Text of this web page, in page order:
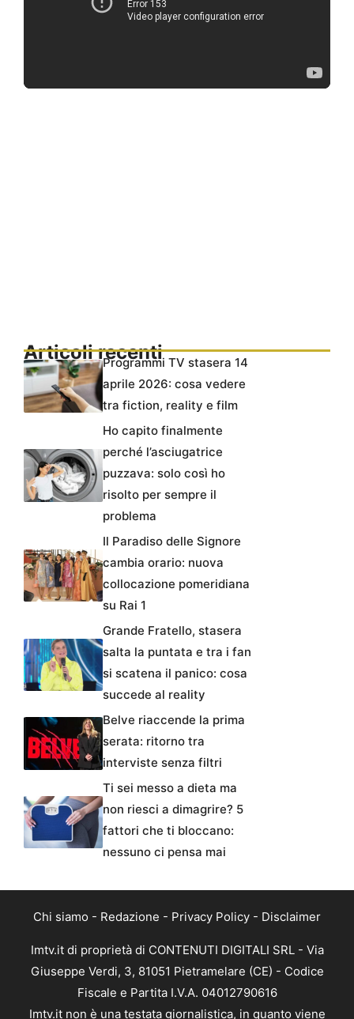
Articoli recentiProgrammi TV stasera 14
aprile 2026: cosa vedere
tra fiction, reality e film
Ho capito finalmente
perché l’asciugatrice
puzzava: solo così ho
risolto per sempre il
problema
Il Paradiso delle Signore
cambia orario: nuova
collocazione pomeridiana
su Rai 1
Grande Fratello, stasera
salta la puntata e tra i fan
si scatena il panico: cosa
succede al reality
Belve riaccende la prima
serata: ritorno tra
interviste senza filtri
Ti sei messo a dieta ma
non riesci a dimagrire? 5
fattori che ti bloccano:
nessuno ci pensa mai
Chi siamo - Redazione - Privacy Policy - Disclaimer
Imtv.it di proprietà di CONTENUTI DIGITALI SRL - Via
Giuseppe Verdi, 3, 81051 Pietramelare (CE) - Codice
Fiscale e Partita I.V.A. 04012790616
Imtv.it non è una testata giornalistica, in quanto viene